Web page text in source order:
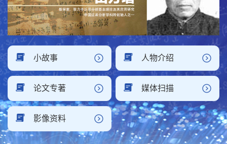
小故事 人物介绍
论文专著 媒体扫描
影像资料